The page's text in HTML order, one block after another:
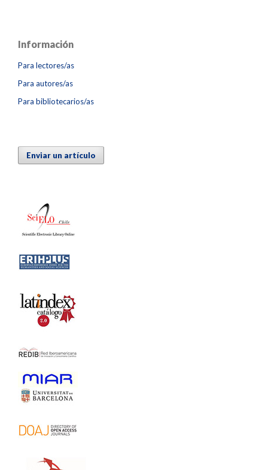
Información
Para lectores/as
Para autores/as
Para bibliotecarios/as
Enviar un artículo